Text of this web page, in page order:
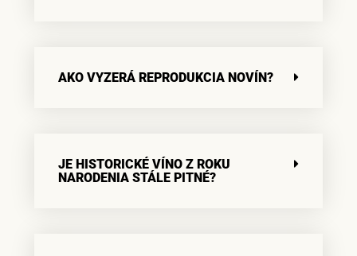
AKO VYZERÁ REPRODUKCIA NOVÍN?
JE HISTORICKÉ VÍNO Z ROKU
NARODENIA STÁLE PITNÉ?